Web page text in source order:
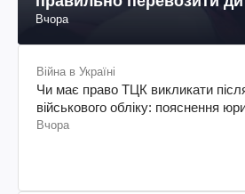
Вчора
Війна в Україні
Чи має право ТЦК викликати
військового обліку: пояснення
Вчора